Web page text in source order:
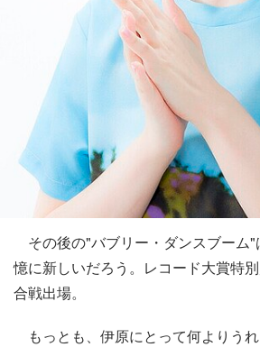
その後の"バブリー・ダンスブーム
憶に新しいだろう。レコード大賞特
合戦出場。
もっとも、伊原にとって何よりう